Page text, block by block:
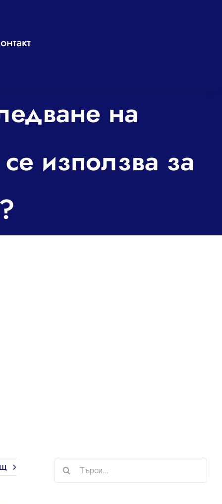
на
използва за
Търсене
...